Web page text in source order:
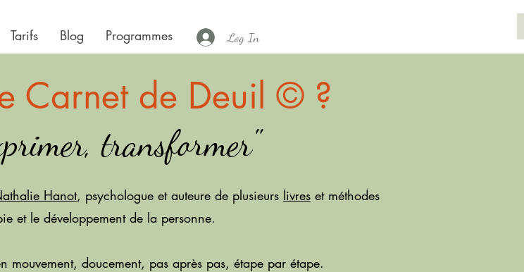
Tarifs Blog Programmes Log In
Carnet de Deuil © ?
transformer"
Hanot, psychologue et auteure de plusieurs livres et méthodes
et le développement de la personne.
mouvement, doucement, pas après pas, étape par étape.